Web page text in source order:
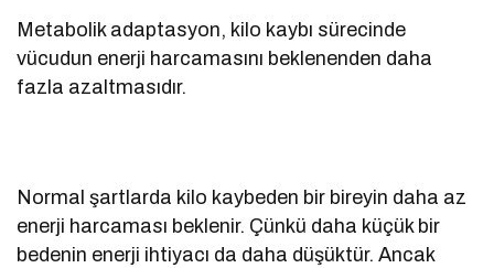
Metabolik adaptasyon, kilo kaybı sürecinde
vücudun enerji harcamasını beklenenden daha
fazla azaltmasıdır.
Normal şartlarda kilo kaybeden bir bireyin daha az
enerji harcaması beklenir. Çünkü daha küçük bir
bedenin enerji ihtiyacı da daha düşüktür. Ancak